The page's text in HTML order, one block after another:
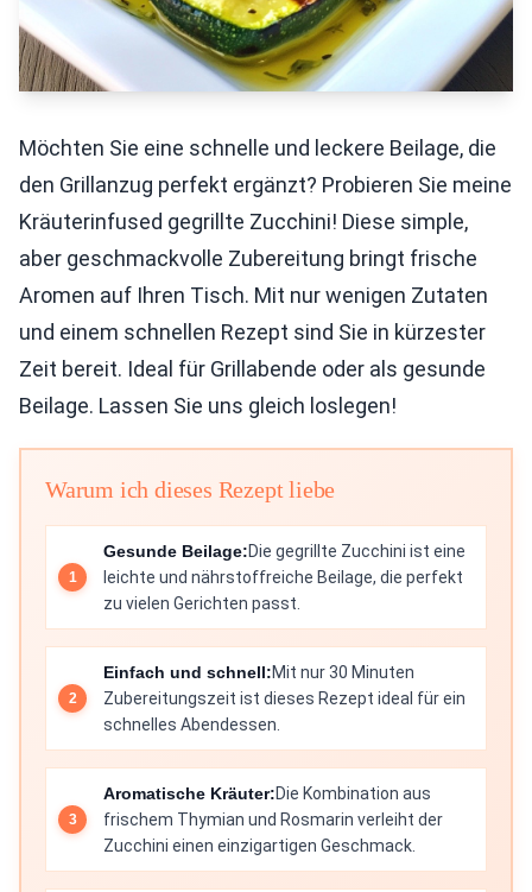
Möchten Sie eine schnelle und leckere Beilage, die
den Grillanzug perfekt ergänzt? Probieren Sie meine
Kräuterinfused gegrillte Zucchini! Diese simple,
aber geschmackvolle Zubereitung bringt frische
Aromen auf Ihren Tisch. Mit nur wenigen Zutaten
und einem schnellen Rezept sind Sie in kürzester
Zeit bereit. Ideal für Grillabende oder als gesunde
Beilage. Lassen Sie uns gleich loslegen!
Warum ich dieses Rezept liebe
Gesunde Beilage:Die gegrillte Zucchini ist eine
leichte und nährstoffreiche Beilage, die perfekt
zu vielen Gerichten passt.
Einfach und schnell:Mit nur 30 Minuten
Zubereitungszeit ist dieses Rezept ideal für ein
schnelles Abendessen.
Aromatische Kräuter:Die Kombination aus
frischem Thymian und Rosmarin verleiht der
Zucchini einen einzigartigen Geschmack.